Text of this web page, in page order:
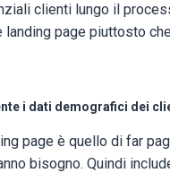
clienti lungo il
page piuttosto
i dati demografici dei
page è quello di far
bisogno. Quindi